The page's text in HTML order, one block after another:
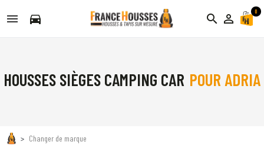
directions_car search person_outline
0
HOUSSES SIÈGES CAMPING CAR POUR ADRIA
Changer de marque